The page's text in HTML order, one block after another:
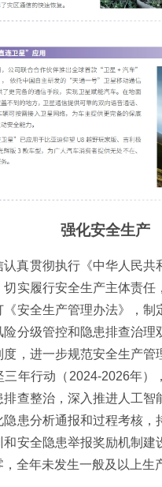
强化安全生产
认真贯彻执行《中华人民共
切实履行安全生产主体责任
《安全生产管理办法》，制
险分级管控和隐患排查治理
度，进一步规范安全生产管
三年行动（2024-2026年）
排查整治，深入推进人工智
隐患分析通报和过程考核，
和安全隐患举报奖励机制建
全年未发生一般及以上生